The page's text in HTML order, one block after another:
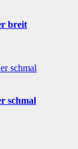
breit
schmal